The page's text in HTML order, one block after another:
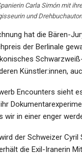
Carla Simón mit
und
hat die Bären-
der Berlinale
Künstler:innen,
Encounters sieht
wir in einer enger
der Schweizer Cyril
die Exil-Iranerin
Jude